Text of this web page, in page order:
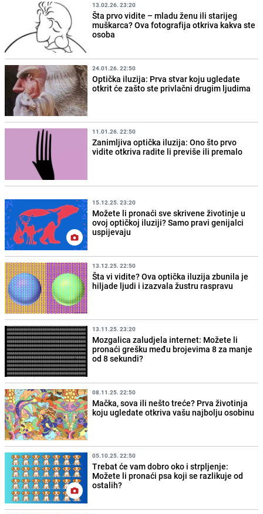
13.02.26. 23:20
Šta prvo vidite – mladu ženu ili starijeg
muškarca? Ova fotografija otkriva kakva ste
osoba
24.01.26. 22:50
Optička iluzija: Prva stvar koju ugledate
otkrit će zašto ste privlačni drugim ljudima
11.01.26. 22:50
Zanimljiva optička iluzija: Ono što prvo
vidite otkriva radite li previše ili premalo
15.12.25. 23:20
Možete li pronaći sve skrivene životinje u
ovoj optičkoj iluziji? Samo pravi genijalci
uspijevaju
13.12.25. 22:50
Šta vi vidite? Ova optička iluzija zbunila je
hiljade ljudi i izazvala žustru raspravu
13.11.25. 23:20
Mozgalica zaludjela internet: Možete li
pronaći grešku među brojevima 8 za manje
od 8 sekundi?
08.11.25. 22:50
Mačka, sova ili nešto treće? Prva životinja
koju ugledate otkriva vašu najbolju osobinu
05.10.25. 22:50
Trebat će vam dobro oko i strpljenje:
Možete li pronaći psa koji se razlikuje od
ostalih?